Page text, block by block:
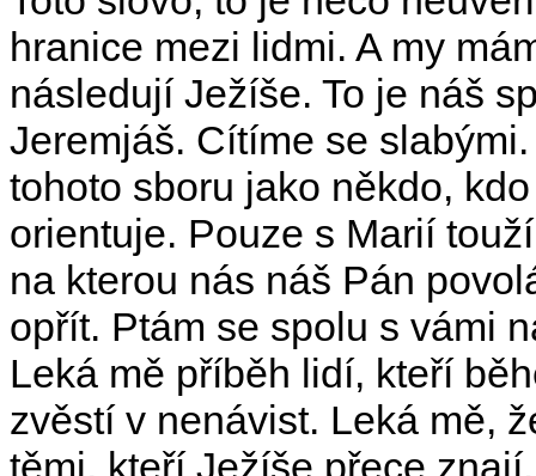
hranice mezi lidmi. A my
následují Ježíše. To je náš
Jeremjáš. Cítíme se
tohoto sboru jako někdo,
orientuje. Pouze s Marií
na kterou nás náš Pán
opřít. Ptám se spolu s vámi
Leká mě příběh lidí, kteří
zvěstí v nenávist. Leká mě,
těmi, kteří Ježíše přece